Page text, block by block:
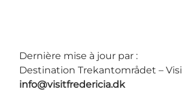
Dernière mise à jour par :
Destination Trekantområdet –
info@visitfredericia.dk